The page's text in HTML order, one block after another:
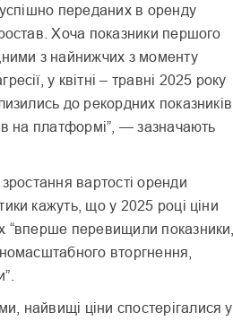
переданих в оренду
Хоча показники першого
з найнижчих з моменту
у квітні – травні 2025 року
до рекордних показників
на платформі”, — зазначають
вартості оренди
кажуть, що у 2025 році ціни
“вперше перевищили показники,
вторгнення,
найвищі ціни спостерігалися у